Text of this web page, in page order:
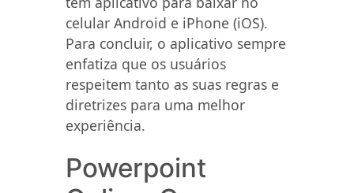
celular Android e iPhone (iOS).
Para concluir, o aplicativo sempre
enfatiza que os usuários
respeitem tanto as suas regras e
diretrizes para uma melhor
experiência.
Powerpoint